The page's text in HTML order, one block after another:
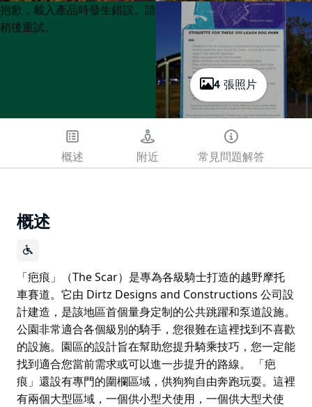
4 張照片
Product
List
Product
List
抱歉，載入產品時發生錯誤。請
稍後重試。
概述 附近 常見問題解答
概述
「疤痕」（The Scar）是專為各級騎士打造的越野摩托
車賽道。它由 Dirtz Designs and Constructions 公司設
計建造，是該地區首個量身定制的公共跳躍和泵道設施。
公園非常適合各個級別的騎手，您很難在這裡找到不喜歡
的設施。園區的設計旨在幫助您提升騎乘技巧，您一定能
找到適合您當前需求或可以進一步提升的路線。 「疤
痕」還設有專門的圍欄區域，供狗狗自由奔跑玩耍。這裡
有兩個大型區域，一個供小型犬使用，一個供大型犬使